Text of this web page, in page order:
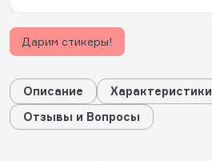
Дарим стикеры!
Описание
Характеристики
Отзывы и Вопросы